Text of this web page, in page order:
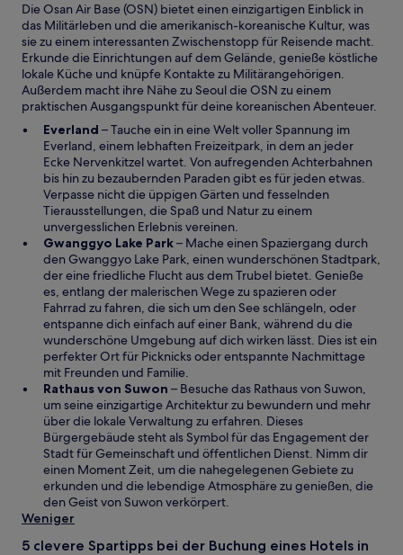
ö
f
f
n
e
t
F
e
n
s
t
e
r
g
e
ö
f
f
n
e
t
Die Osan Air Base (OSN) bietet einen einzigartigen Einblick in
das Militärleben und die amerikanisch-koreanische Kultur, was
sie zu einem interessanten Zwischenstopp für Reisende macht.
Erkunde die Einrichtungen auf dem Gelände, genieße köstliche
lokale Küche und knüpfe Kontakte zu Militärangehörigen.
Außerdem macht ihre Nähe zu Seoul die OSN zu einem
praktischen Ausgangspunkt für deine koreanischen Abenteuer.
Everland W
i
r
d
i
n
e
i
n
e
m
n
e
u
e
n
F
e
n
s
t
e
r
g
f
– Tauche ein in eine Welt voller Spannung im
Everland, einem lebhaften Freizeitpark, in dem an jeder
Ecke Nervenkitzel wartet. Von aufregenden Achterbahnen
bis hin zu bezaubernden Paraden gibt es für jeden etwas.
Verpasse nicht die üppigen Gärten und fesselnden
Tierausstellungen, die Spaß und Natur zu einem
unvergesslichen Erlebnis vereinen.
Gwanggyo Lake ParkW
i
r
d
i
n
e
i
n
e
m
n
e
u
e
n
F
s
– Mache einen Spaziergang durch
den Gwanggyo Lake Park, einen wunderschönen Stadtpark,
der eine friedliche Flucht aus dem Trubel bietet. Genieße
es, entlang der malerischen Wege zu spazieren oder
Fahrrad zu fahren, die sich um den See schlängeln, oder
entspanne dich einfach auf einer Bank, während du die
wunderschöne Umgebung auf dich wirken lässt. Dies ist ein
perfekter Ort für Picknicks oder entspannte Nachmittage
mit Freunden und Familie.
Rathaus von Suwon W
i
r
d
i
n
e
i
m
– Besuche das Rathaus von Suwon,
um seine einzigartige Architektur zu bewundern und mehr
über die lokale Verwaltung zu erfahren. Dieses
Bürgergebäude steht als Symbol für das Engagement der
Stadt für Gemeinschaft und öffentlichen Dienst. Nimm dir
einen Moment Zeit, um die nahegelegenen Gebiete zu
erkunden und die lebendige Atmosphäre zu genießen, die
den Geist von Suwon verkörpert.
Weniger
5 clevere Spartipps bei der Buchung eines Hotels in